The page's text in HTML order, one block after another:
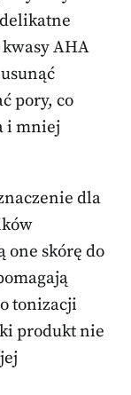
AHA
pory, co
i mniej
dla
one skórę do
tonizacji
produkt nie